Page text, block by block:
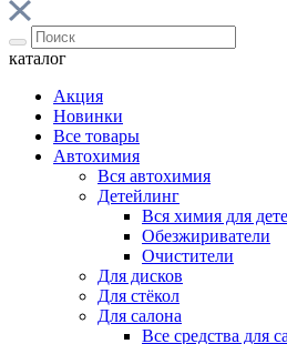
каталог
Акция
Новинки
Все товары
Автохимия
Вся автохимия
Детейлинг
Вся химия для
Обезжириватели
Очистители
Для дисков
Для стёкол
Для салона
Все средства для